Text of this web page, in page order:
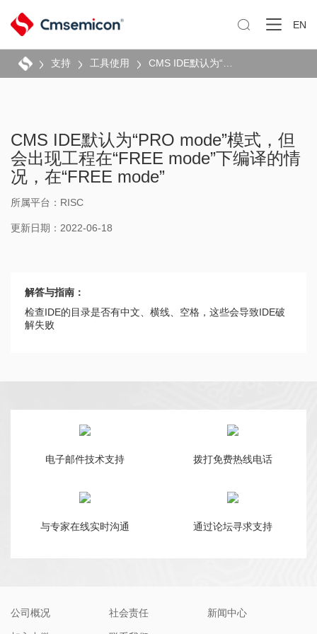
 EN
支持 工具使用
CMS IDE默认为“PRO mode”模式，但
会出现工程在“FREE mode”下编译的情
况，在“FREE mode”
所属平台：RISC
更新日期：2022-06-18
解答与指南：
检查IDE的目录是否有中文、横线、空格，这些会导致IDE破
解失败
电子邮件技术支持 拨打免费热线电话
与专家在线实时沟通 通过论坛寻求支持
公司概况 社会责任 新闻中心